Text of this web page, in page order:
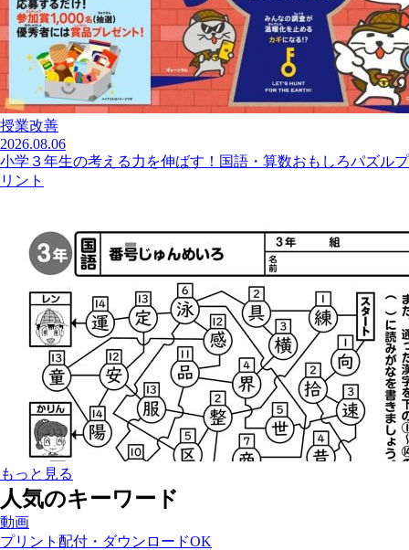
授業改善
2026.08.06
小学３年生の考える力を伸ばす！国語・算数おもしろパズルプ
リント
もっと見る
人気のキーワード
動画
プリント配付・ダウンロードOK